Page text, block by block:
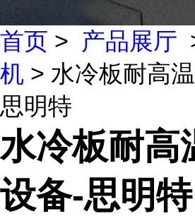
首页 > 产品展厅
机 > 水冷板耐高
思明特
水冷板耐高
设备-思明特